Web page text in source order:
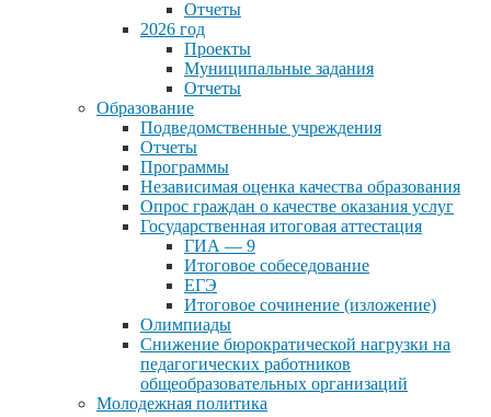
Отчеты
2026 год
Проекты
Муниципальные задания
Отчеты
Образование
Подведомственные учреждения
Отчеты
Программы
Независимая оценка качества образования
Опрос граждан о качестве оказания услуг
Государственная итоговая аттестация
ГИА — 9
Итоговое собеседование
ЕГЭ
Итоговое сочинение (изложение)
Олимпиады
Снижение бюрократической нагрузки на
педагогических работников
общеобразовательных организаций
Молодежная политика